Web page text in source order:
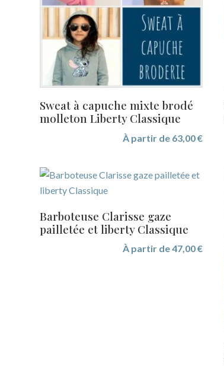
Sweat à capuche mixte brodé
molleton Liberty Classique
À partir de 63,00€
Barboteuse Clarisse gaze
pailletée et liberty Classique
À partir de47,00€